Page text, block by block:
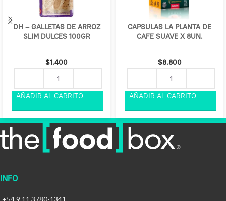
DH – GALLETAS DE ARROZ
SLIM DULCES 100GR
$1.400
CAPSULAS LA PLANTA DE
CAFE SUAVE X 8UN.
$8.800
INFO